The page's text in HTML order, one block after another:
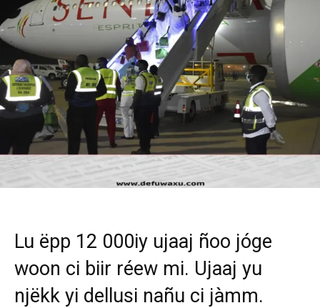
Lu ëpp 12 000iy ujaaj ñoo jóge
woon ci biir réew mi. Ujaaj yu
njëkk yi dellusi nañu ci jàmm.